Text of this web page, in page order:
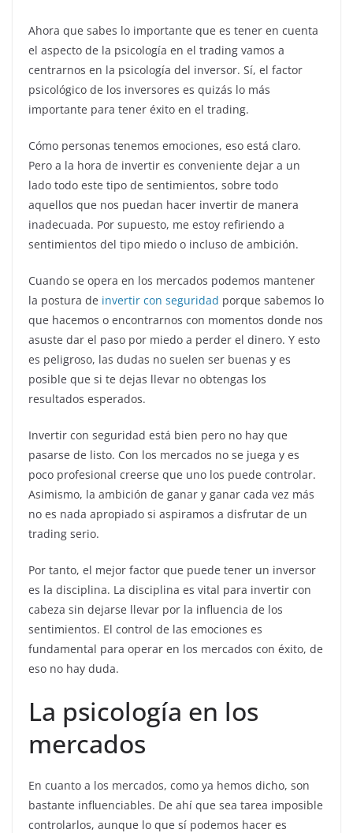
Ahora que sabes lo importante que es tener en cuenta
el aspecto de la psicología en el trading vamos a
centrarnos en la psicología del inversor. Sí, el factor
psicológico de los inversores es quizás lo más
importante para tener éxito en el trading.
Cómo personas tenemos emociones, eso está claro.
Pero a la hora de invertir es conveniente dejar a un
lado todo este tipo de sentimientos, sobre todo
aquellos que nos puedan hacer invertir de manera
inadecuada. Por supuesto, me estoy refiriendo a
sentimientos del tipo miedo o incluso de ambición.
Cuando se opera en los mercados podemos mantener
la postura de invertir con seguridad porque sabemos lo
que hacemos o encontrarnos con momentos donde nos
asuste dar el paso por miedo a perder el dinero. Y esto
es peligroso, las dudas no suelen ser buenas y es
posible que si te dejas llevar no obtengas los
resultados esperados.
Invertir con seguridad está bien pero no hay que
pasarse de listo. Con los mercados no se juega y es
poco profesional creerse que uno los puede controlar.
Asimismo, la ambición de ganar y ganar cada vez más
no es nada apropiado si aspiramos a disfrutar de un
trading serio.
Por tanto, el mejor factor que puede tener un inversor
es la disciplina. La disciplina es vital para invertir con
cabeza sin dejarse llevar por la influencia de los
sentimientos. El control de las emociones es
fundamental para operar en los mercados con éxito, de
eso no hay duda.
La psicología en los
mercados
En cuanto a los mercados, como ya hemos dicho, son
bastante influenciables. De ahí que sea tarea imposible
controlarlos, aunque lo que sí podemos hacer es